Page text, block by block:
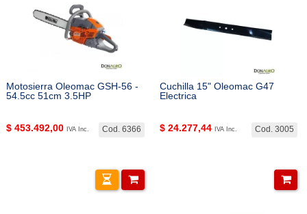
Motosierra Oleomac GSH-56 -
54.5cc 51cm 3.5HP
Cod. 6366
$ 453.492,00 IVA Inc.
Cuchilla 15" Oleomac G47
Electrica
Cod. 3005
$ 24.277,44 IVA Inc.